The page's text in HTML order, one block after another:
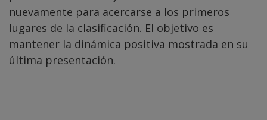
nuevamente para acercarse a los primeros
lugares de la clasificación. El objetivo es
mantener la dinámica positiva mostrada en su
última presentación.